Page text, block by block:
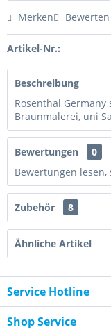
Merken Bewerten
Artikel-Nr.:
Beschreibung
Rosenthal
Braunmalerei, uni
Bewertungen
0
Bewertungen
Zubehör 8
Ähnliche Artikel
Service Hotline
Shop Service